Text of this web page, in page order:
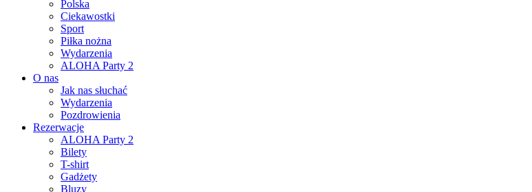
Polska
Ciekawostki
Sport
Piłka nożna
Wydarzenia
ALOHA Party 2
O nas
Jak nas słuchać
Wydarzenia
Pozdrowienia
Rezerwacje
ALOHA Party 2
Bilety
T-shirt
Gadżety
Bluzy